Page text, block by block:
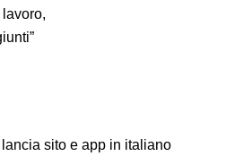
lavoro,
sito e app in italiano